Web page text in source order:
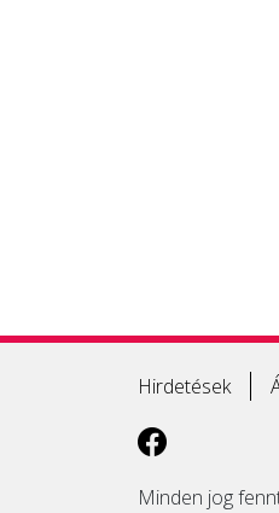
Hirdetések
Minden jog